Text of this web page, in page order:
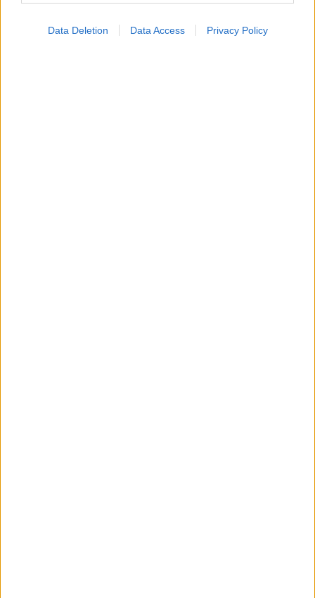
Data Deletion Data Access Privacy Policy